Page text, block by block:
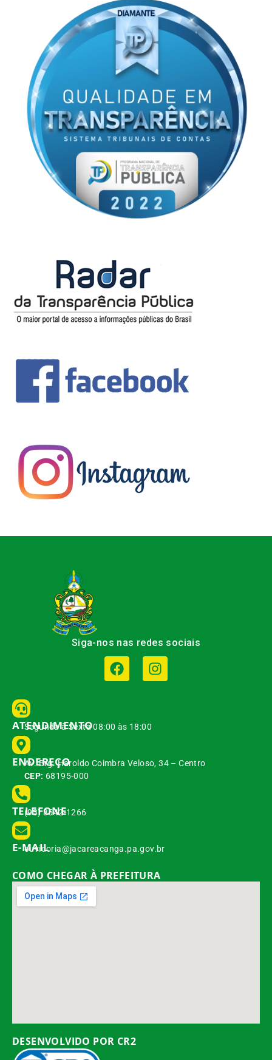
Siga-nos nas redes sociais
ATENDIMENTO
Segunda à Sexta 08:00 às 18:00
ENDEREÇO
Av. Brg. Haroldo Coimbra Veloso, 34 – Centro
CEP: 68195-000
TELEFONE
(93) 3542-1266
E-MAIL
ouvidoria@jacareacanga.pa.gov.br
COMO CHEGAR À PREFEITURA
DESENVOLVIDO POR CR2